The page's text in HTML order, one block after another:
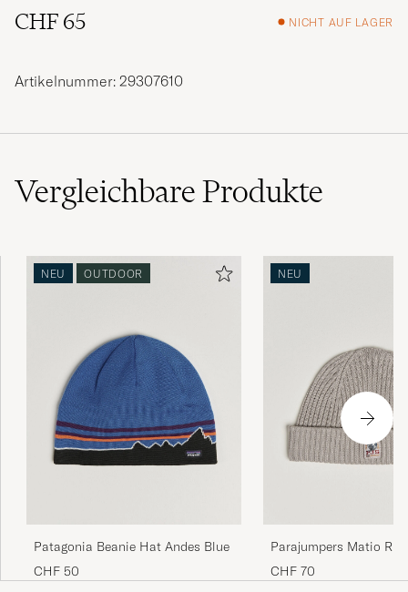
CHF 65
NICHT AUF LAGER
Artikelnummer: 29307610
VergleichbareProdukte
NEU OUTDOOR
Patagonia Beanie Hat Andes Blue
CHF 50
NEU
Parajumpers Matio
Mid Grey
CHF 70